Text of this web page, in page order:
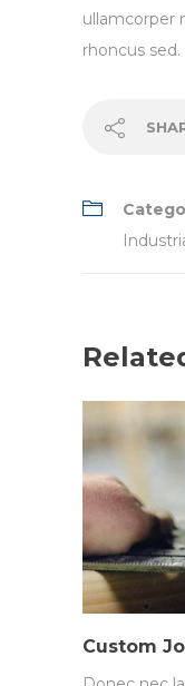
ullamcorper
rhoncus sed.
Custom